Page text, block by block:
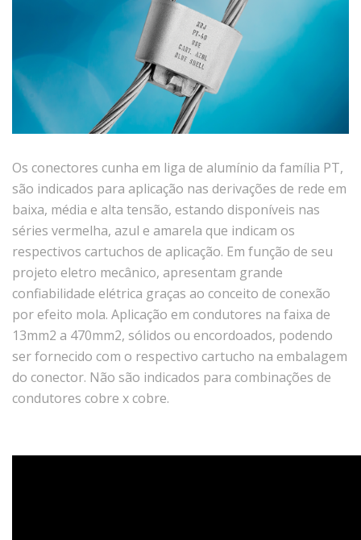
Os conectores cunha em liga de alumínio da família PT,
são indicados para aplicação nas derivações de rede em
baixa, média e alta tensão, estando disponíveis nas
séries vermelha, azul e amarela que indicam os
respectivos cartuchos de aplicação. Em função de seu
projeto eletro mecânico, apresentam grande
confiabilidade elétrica graças ao conceito de conexão
por efeito mola. Aplicação em condutores na faixa de
13mm2 a 470mm2, sólidos ou encordoados, podendo
ser fornecido com o respectivo cartucho na embalagem
do conector. Não são indicados para combinações de
condutores cobre x cobre.